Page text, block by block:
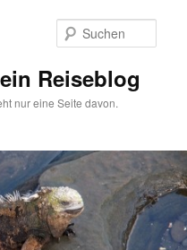
Reiseblog
nur eine Seite davon.